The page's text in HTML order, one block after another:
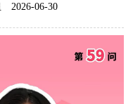
2026-06-30